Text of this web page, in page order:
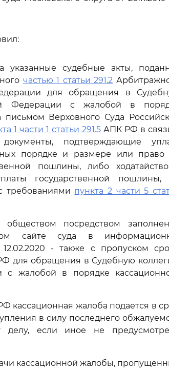
указанные судебные акты,
частью 1 статьи 291.2
для обращения в
Федерации с жалобой в
письмом Верховного Суда
1 части 1 статьи 291.5 АПК РФ в
подтверждающие
порядке и размере или право
пошлины, либо
государственной пошлины,
требованиями пункта 2 части 5
посредством
сайте суда в
- также с пропуском
для обращения в Судебную
с жалобой в порядке
кассационная жалоба подается в
в силу последнего
делу, если иное не
кассационной жалобы,